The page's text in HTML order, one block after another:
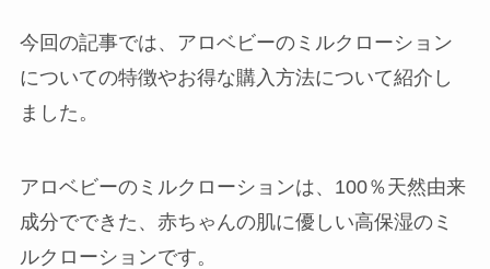
今回の記事では、アロベビーのミルクローション
についての特徴やお得な購入方法について紹介し
ました。
アロベビーのミルクローションは、100％天然由来
成分でできた、赤ちゃんの肌に優しい高保湿のミ
ルクローションです。